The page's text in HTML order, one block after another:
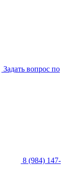
Задать вопрос по
8 (984) 147-